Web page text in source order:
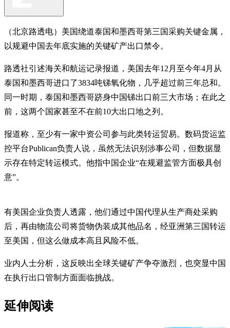
（北京路透电）美国绕道泰国和墨西哥第三国采购关键金属，
以规避中国去年底实施的关键矿产出口禁令。
路透社引述海关和航运记录报道，美国去年12月至今年4月从
泰国和墨西哥进口了3834吨锑氧化物，几乎超过前三年总和。
同一时期，泰国和墨西哥跻身中国锑出口前三大市场；在此之
前，这两个国家甚至不在前10大出口地之列。
报道称，至少有一家中资公司参与此类转运贸易。数码货运监
控平台Publican负责人说，虽然无法识别涉事公司，但数据显
示存在特定转运模式。他指中国企业“在规避监管方面极具创
意”。
有美国企业负责人透露，他们通过中国代理从生产商处采购
后，再由物流公司将货物伪装成其他品名，经亚洲第三国转运
至美国，但这么做成本高且风险不低。
业内人士分析，这反映出全球关键矿产争夺激烈，也突显中国
在执行出口管制方面面临挑战。
延伸阅读